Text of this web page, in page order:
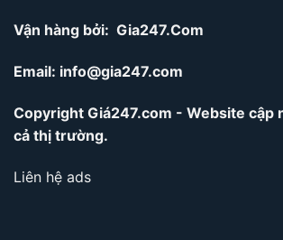
Vận hàng bởi: Gia247.Com
Email: info@gia247.com
Copyright Giá247.com - Website cập
cả thị trường.
Liên hệ ads